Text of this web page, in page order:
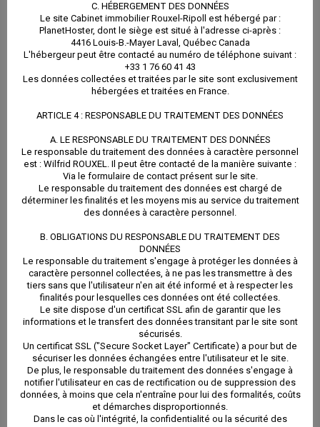
DONNÉES
Le responsable du traitement des données à
caractère personnel est : Wilfrid ROUXEL. Il peut être
Via le formulaire de contact présent sur le site.
Le responsable du traitement des données est chargé
de déterminer les finalités et les moyens mis au
service du traitement des données à caractère
personnel.
B. OBLIGATIONS DU RESPONSABLE DU
TRAITEMENT DES DONNÉES
Le responsable du traitement s’engage à protéger les
données à caractère personnel collectées, à ne pas
les transmettre à des tiers sans que l’utilisateur n’en
C. HÉBERGEMENT DES DONNÉES
Le site Cabinet immobilier Rouxel-Ripoll est hébergé par :
PlanetHoster, dont le siège est situé à l'adresse ci-après :
4416 Louis-B.-Mayer Laval, Québec Canada
L'hébergeur peut être contacté au numéro de téléphone suivant :
+33 1 76 60 41 43
Les données collectées et traitées par le site sont exclusivement
hébergées et traitées en France.
ARTICLE 4 : RESPONSABLE DU TRAITEMENT DES DONNÉES
A. LE RESPONSABLE DU TRAITEMENT DES DONNÉES
Le responsable du traitement des données à caractère personnel
est : Wilfrid ROUXEL. Il peut être contacté de la manière suivante :
Via le formulaire de contact présent sur le site.
Le responsable du traitement des données est chargé de
déterminer les finalités et les moyens mis au service du traitement
des données à caractère personnel.
B. OBLIGATIONS DU RESPONSABLE DU TRAITEMENT DES
DONNÉES
Le responsable du traitement s'engage à protéger les données à
caractère personnel collectées, à ne pas les transmettre à des
tiers sans que l'utilisateur n'en ait été informé et à respecter les
finalités pour lesquelles ces données ont été collectées.
Le site dispose d'un certificat SSL afin de garantir que les
informations et le transfert des données transitant par le site sont
sécurisés.
Un certificat SSL ("Secure Socket Layer" Certificate) a pour but de
sécuriser les données échangées entre l'utilisateur et le site.
De plus, le responsable du traitement des données s'engage à
notifier l'utilisateur en cas de rectification ou de suppression des
données, à moins que cela n'entraîne pour lui des formalités, coûts
et démarches disproportionnés.
Dans le cas où l'intégrité, la confidentialité ou la sécurité des